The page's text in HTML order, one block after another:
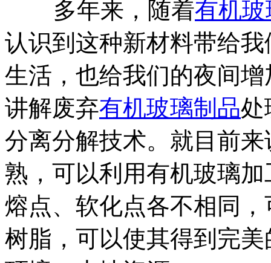
多年来，随着有机
认识到这种新材料带给
生活，也给我们的夜间
讲解废弃有机玻璃制品处
分离分解技术。就目前
熟，可以利用有机玻璃
熔点、软化点各不相同
树脂，可以使其得到完